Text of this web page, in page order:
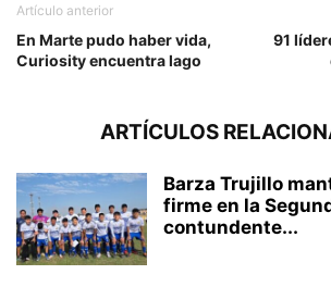
Artículo anterior
En Marte pudo haber vida,
Curiosity encuentra lago
91
ARTÍCULOS
Barza Trujillo
firme en la
contundente...